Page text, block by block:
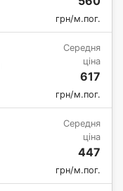
грн/м.пог.
Середня
ціна
617
грн/м.пог.
Середня
ціна
447
грн/м.пог.